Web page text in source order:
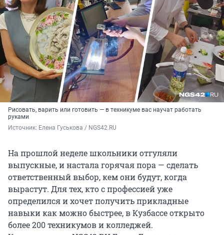
Рисовать, варить или готовить — в техникуме вас научат работать
руками
Источник: Елена Гуськова / NGS42.RU
На прошлой неделе школьники отгуляли
выпускные, и настала горячая пора — сделать
ответственный выбор, кем они будут, когда
вырастут. Для тех, кто с профессией уже
определился и хочет получить прикладные
навыки как можно быстрее, в Кузбассе открыто
более 200 техникумов и колледжей.